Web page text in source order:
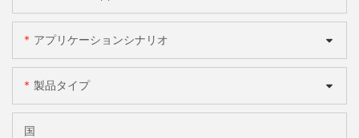
アプリケーションシナリオ
製品タイプ
国